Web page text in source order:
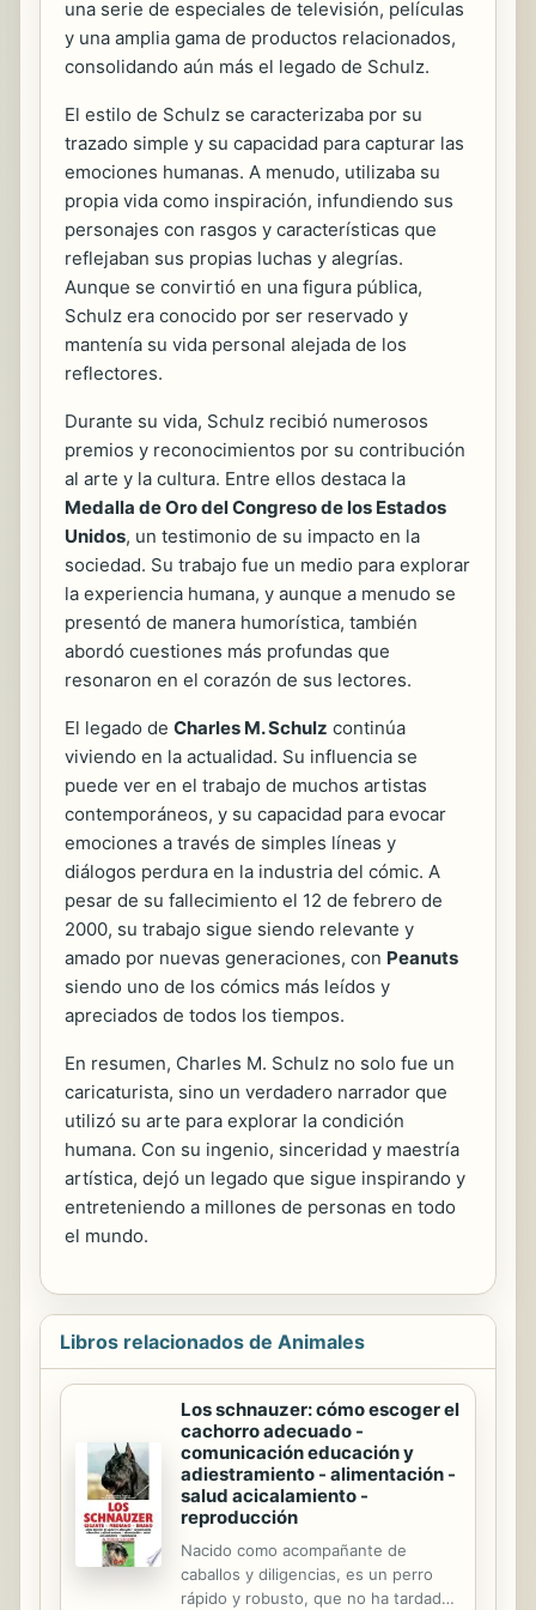
una serie de especiales de televisión, películas
y una amplia gama de productos relacionados,
consolidando aún más el legado de Schulz.
El estilo de Schulz se caracterizaba por su
trazado simple y su capacidad para capturar las
emociones humanas. A menudo, utilizaba su
propia vida como inspiración, infundiendo sus
personajes con rasgos y características que
reflejaban sus propias luchas y alegrías.
Aunque se convirtió en una figura pública,
Schulz era conocido por ser reservado y
mantenía su vida personal alejada de los
reflectores.
Durante su vida, Schulz recibió numerosos
premios y reconocimientos por su contribución
al arte y la cultura. Entre ellos destaca la
Medalla de Oro del Congreso de los Estados
Unidos, un testimonio de su impacto en la
sociedad. Su trabajo fue un medio para explorar
la experiencia humana, y aunque a menudo se
presentó de manera humorística, también
abordó cuestiones más profundas que
resonaron en el corazón de sus lectores.
El legado de Charles M. Schulz continúa
viviendo en la actualidad. Su influencia se
puede ver en el trabajo de muchos artistas
contemporáneos, y su capacidad para evocar
emociones a través de simples líneas y
diálogos perdura en la industria del cómic. A
pesar de su fallecimiento el 12 de febrero de
2000, su trabajo sigue siendo relevante y
amado por nuevas generaciones, con Peanuts
siendo uno de los cómics más leídos y
apreciados de todos los tiempos.
En resumen, Charles M. Schulz no solo fue un
caricaturista, sino un verdadero narrador que
utilizó su arte para explorar la condición
humana. Con su ingenio, sinceridad y maestría
artística, dejó un legado que sigue inspirando y
entreteniendo a millones de personas en todo
el mundo.
Libros relacionados de Animales
Los schnauzer: cómo escoger el
cachorro adecuado -
comunicación educación y
adiestramiento - alimentación -
salud acicalamiento -
reproducción
Nacido como acompañante de
caballos y diligencias, es un perro
rápido y robusto, que no ha tardado